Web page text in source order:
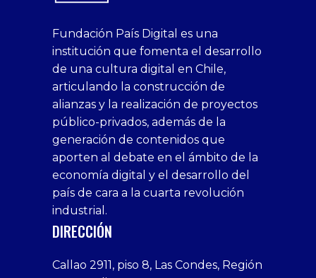
1xbet
canlı
casino
siteleri
bedava
bonus
veren
siteler
1xbet
deneme
bonusu
veren
siteleri
deneme
bonusu
Sikis
siteleri
bonusu
veren
siteler
casino
siteleri
1win
xslot
sahabet
giriş
1xbet
giriş
tarafbet
giriş
bonusu
veren
siteler
deneme
bonusu
Deneme
bonusu
veren
siteler
escort
casino
siteleri
bonusu
bahis
siteleri
Hot
Couple
xxx
homemade
porn
on
webcam
Cumshots
Tits
Free
Amateur
Porn
Xxx
yenigiris.com
Giriş
bonusu
veren
siteler
deneme
bonusu
veren
siteler
Fundación País Digital es una
institución que fomenta el desarrollo
de una cultura digital en Chile,
articulando la construcción de
alianzas y la realización de proyectos
público-privados, además de la
generación de contenidos que
aporten al debate en el ámbito de la
economía digital y el desarrollo del
país de cara a la cuarta revolución
industrial.
DIRECCIÓN
Callao 2911, piso 8, Las Condes, Región